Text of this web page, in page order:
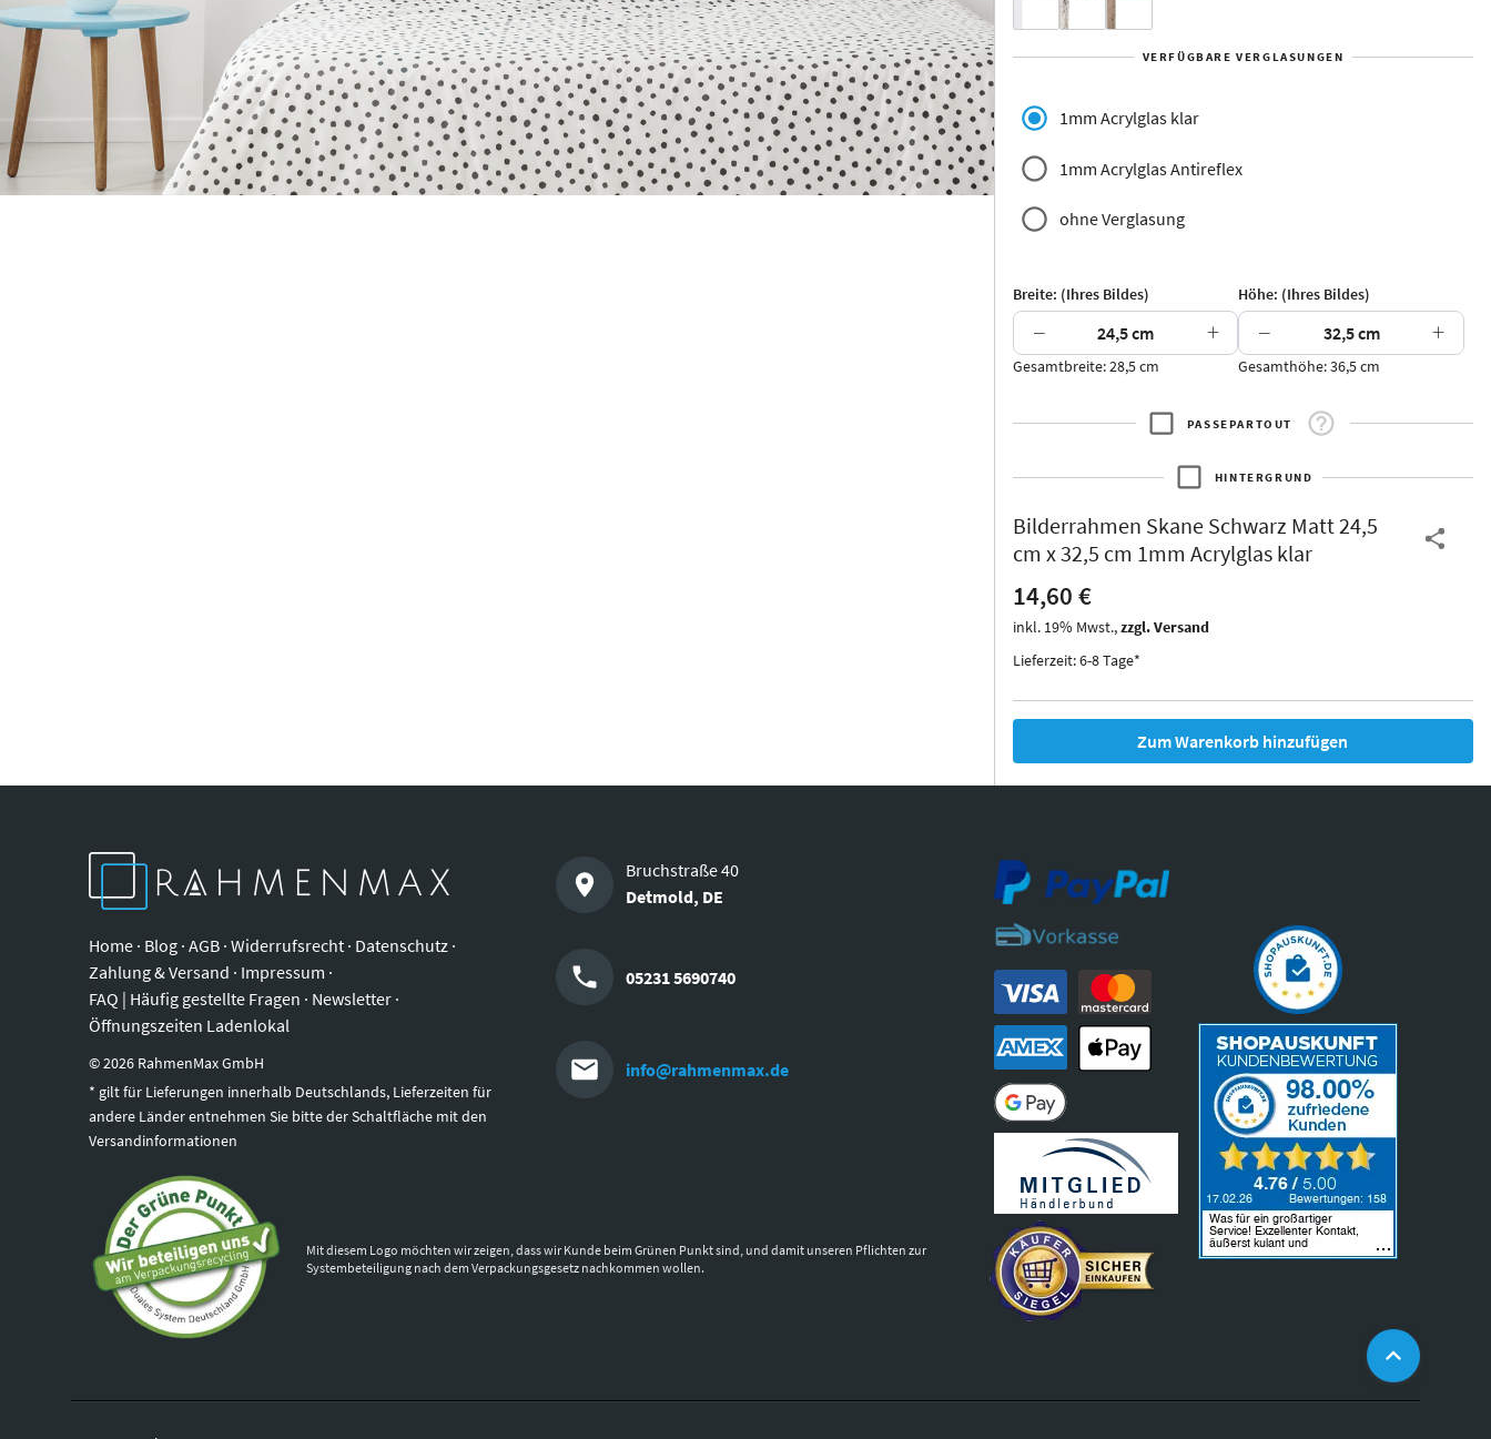
Yukon
Jersey Dauphine
Arran Luzern Andros Attika
Thurgau
Thurgau
*Canvas*
Burgund
Kunststoff
Ohio
VERFÜGBARE VERGLASUNGEN
1mm Acrylglas klar
1mm Acrylglas Antireflex
ohne Verglasung
Breite: (Ihres Bildes)
− +
Gesamtbreite: 28,5 cm
Höhe: (Ihres Bildes)
− +
Gesamthöhe: 36,5 cm
PASSEPARTOUT
HINTERGRUND
Bilderrahmen Skane Schwarz Matt 24,5
cm x 32,5 cm 1mm Acrylglas klar
14,60 €
inkl. 19% Mwst.,zzgl. Versand
Lieferzeit: 6-8 Tage*
Zum Warenkorb hinzufügen
Home · Blog · AGB · Widerrufsrecht · Datenschutz ·
Zahlung & Versand · Impressum ·
FAQ | Häufig gestellte Fragen · Newsletter ·
Öffnungszeiten Ladenlokal
©2026 RahmenMax GmbH
* gilt für Lieferungen innerhalb Deutschlands, Lieferzeiten für
andere Länder entnehmen Sie bitte der Schaltfläche mit den
Versandinformationen
Bruchstraße 40
Detmold, DE
05231 5690740
info@rahmenmax.de
Mit diesem Logo möchten wir zeigen, dass wir Kunde beim Grünen Punkt sind, und damit unseren Pflichten zur
Systembeteiligung nach dem Verpackungsgesetz nachkommen wollen.